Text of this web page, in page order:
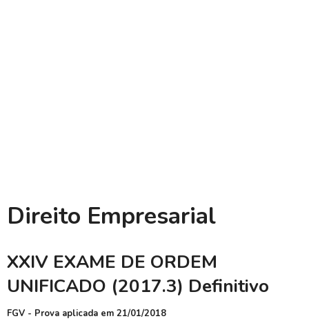
Direito Empresarial
XXIV EXAME DE ORDEM
UNIFICADO (2017.3) Definitivo
FGV - Prova aplicada em 21/01/2018